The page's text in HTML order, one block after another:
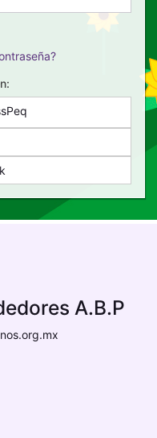
A.B.P
pequenosciudadanos
channel/